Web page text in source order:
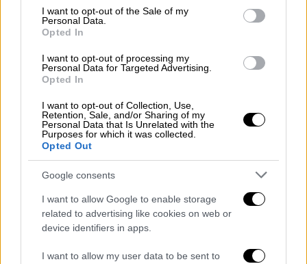
consent section.
I want to opt-out of the Sale of my
Personal Data.
Opted In
I want to opt-out of processing my
Personal Data for Targeted Advertising.
Opted In
I want to opt-out of Collection, Use,
Retention, Sale, and/or Sharing of my
Personal Data that Is Unrelated with the
Purposes for which it was collected.
Opted Out
Google consents
I want to allow Google to enable storage
related to advertising like cookies on web or
device identifiers in apps.
I want to allow my user data to be sent to
στην Αμερική κατέθεσαν ότι έγιναν
δωροδοκίες μόνο σε γιατρούς και όχι σε
αναφερόμενος στο χρονικό της υπόθεσης
προσθέτοντας ότι όταν «οι καταθέσεις
έρχονται στην Ελλάδα, κάποιοι
αντιλαμβάνονται ποια είναι αυτά τα
πρόσωπα. Όταν κατέθεσαν στην Ελλάδα
ανέφεραν και πολιτικά πρόσωπα. Οι
καταθέσεις στην Ελλάδα αποδείχθηκαν ήταν
ψευδείς», είπε ο πρώην υπουργός, μιλώντας
στον ΣΚΑΪ.